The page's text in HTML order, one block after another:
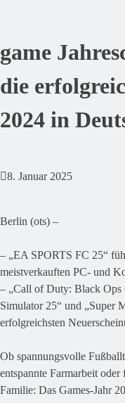
game
die
2024 in
8. Januar 2025
Berlin (ots) –
– „EA SPORTS FC 25“
meistverkauften PC- und
– „Call of Duty: Black Ops
Simulator 25“ und „Super
erfolgreichsten
Ob spannungsvolle
entspannte Farmarbeit
Familie: Das Games-Jahr